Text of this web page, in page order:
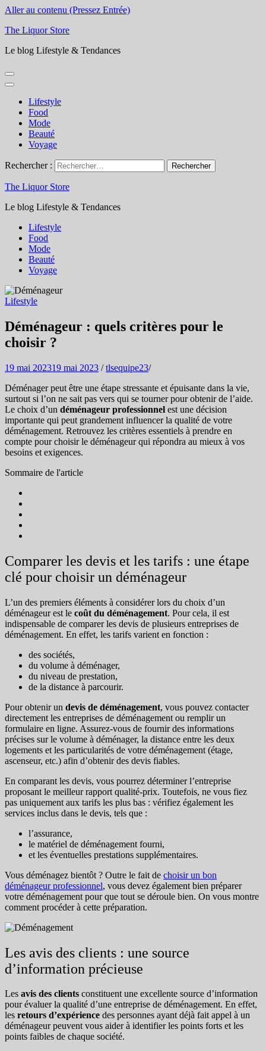
Aller au contenu (Pressez Entrée)
The Liquor Store
Le blog Lifestyle & Tendances
Lifestyle
Food
Mode
Beauté
Voyage
Rechercher :
The Liquor Store
Le blog Lifestyle & Tendances
Lifestyle
Food
Mode
Beauté
Voyage
Lifestyle
Déménageur : quels critères pour le
choisir ?
19 mai 202319 mai 2023 /tlsequipe23/
Déménager peut être une étape stressante et épuisante dans la vie,
surtout si l’on ne sait pas vers qui se tourner pour obtenir de l’aide.
Le choix d’un déménageur professionnel est une décision
importante qui peut grandement influencer la qualité de votre
déménagement. Retrouvez les critères essentiels à prendre en
compte pour choisir le déménageur qui répondra au mieux à vos
besoins et exigences.
Sommaire de l'article
Comparer les devis et les tarifs : une étape
clé pour choisir un déménageur
L’un des premiers éléments à considérer lors du choix d’un
déménageur est le coût du déménagement. Pour cela, il est
indispensable de comparer les devis de plusieurs entreprises de
déménagement. En effet, les tarifs varient en fonction :
des sociétés,
du volume à déménager,
du niveau de prestation,
de la distance à parcourir.
Pour obtenir un devis de déménagement, vous pouvez contacter
directement les entreprises de déménagement ou remplir un
formulaire en ligne. Assurez-vous de fournir des informations
précises sur le volume à déménager, la distance entre les deux
logements et les particularités de votre déménagement (étage,
ascenseur, etc.) afin d’obtenir des devis fiables.
En comparant les devis, vous pourrez déterminer l’entreprise
proposant le meilleur rapport qualité-prix. Toutefois, ne vous fiez
pas uniquement aux tarifs les plus bas : vérifiez également les
services inclus dans le devis, tels que :
l’assurance,
le matériel de déménagement fourni,
et les éventuelles prestations supplémentaires.
Vous déménagez bientôt ? Outre le fait de choisir un bon
déménageur professionnel, vous devez également bien préparer
votre déménagement pour que tout se déroule bien. On vous montre
comment procéder à cette préparation.
Les avis des clients : une source
d’information précieuse
Les avis des clients constituent une excellente source d’information
pour évaluer la qualité d’une entreprise de déménagement. En effet,
les retours d’expérience des personnes ayant déjà fait appel à un
déménageur peuvent vous aider à identifier les points forts et les
points faibles de chaque société.